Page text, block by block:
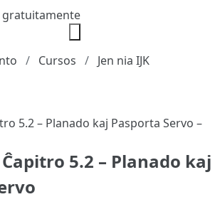
gratuitamente
Cursos Jen nia IJK
Ĉapitro 5.2 – Planado kaj